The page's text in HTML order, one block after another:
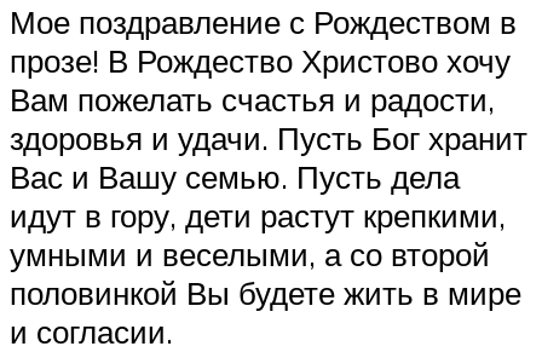
Мое поздравление с Рождеством в
прозе! В Рождество Христово хочу
Вам пожелать счастья и радости,
здоровья и удачи. Пусть Бог хранит
Вас и Вашу семью. Пусть дела
идут в гору, дети растут крепкими,
умными и веселыми, а со второй
половинкой Вы будете жить в мире
и согласии.